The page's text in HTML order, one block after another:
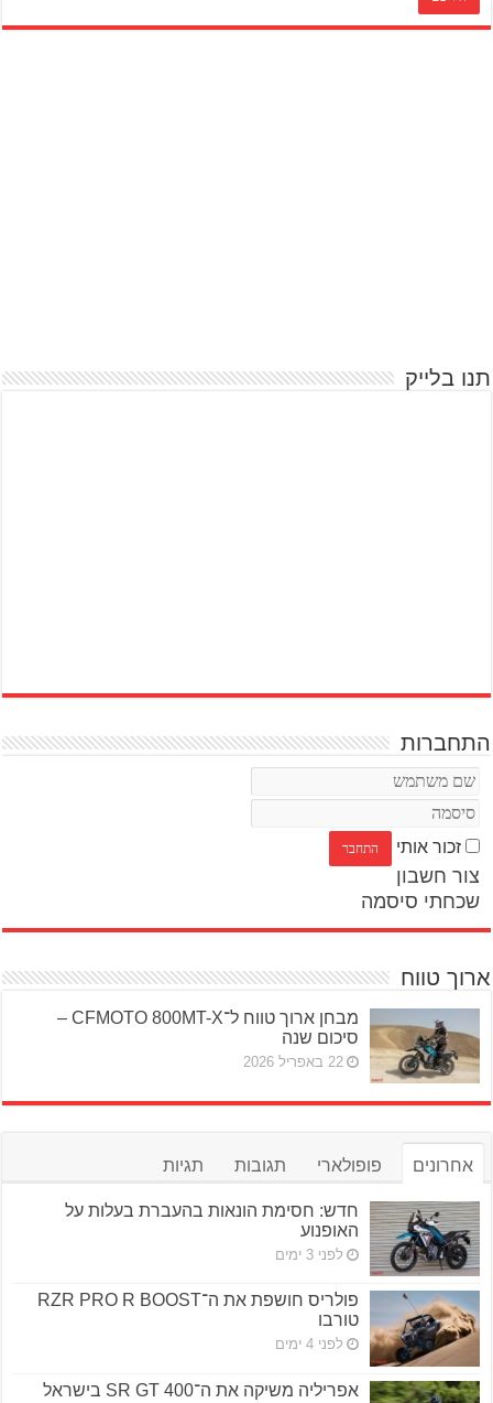
תנו בלייק
התחברות
זכור אותי
צור חשבון
שכחתי סיסמה
ארוך טווח
מבחן ארוך טווח ל־CFMOTO 800MT-X –
סיכום שנה
22 באפריל 2026
אחרונים פופולארי תגובות תגיות
חדש: חסימת הונאות בהעברת בעלות על
האופנוע
לפני 3 ימים
פולריס חושפת את ה־RZR PRO R BOOST
טורבו
לפני 4 ימים
אפריליה משיקה את ה־SR GT 400 בישראל